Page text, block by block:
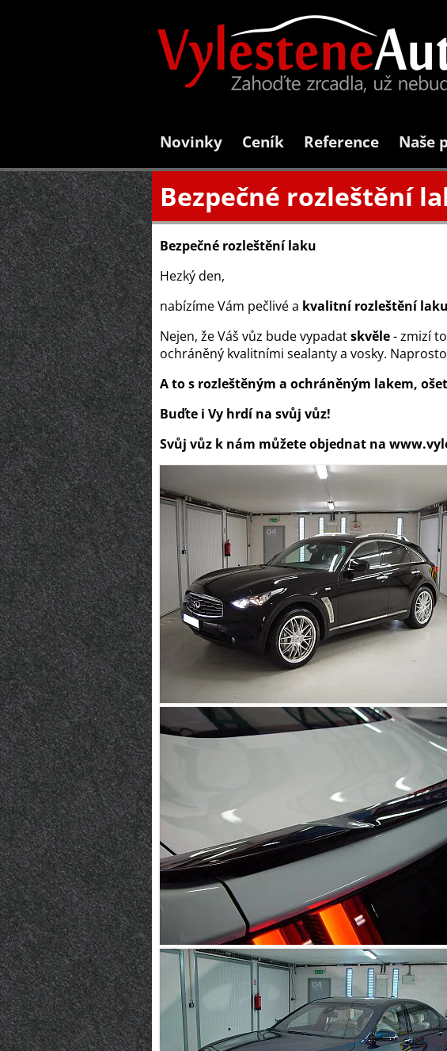
Novinky Ceník Reference Naše
Bezpečné rozleštění
Bezpečné rozleštění laku
Hezký den,
nabízíme Vám pečlivé a kvalitní rozleštění laku
Nejen, že Váš vůz bude vypadatskvěle- zmizí
ochráněný kvalitními sealanty a vosky.
A to s rozleštěným a ochráněným lakem,
Buďte i Vy hrdí na svůj vůz!
Svůj vůz k nám můžete objednat na